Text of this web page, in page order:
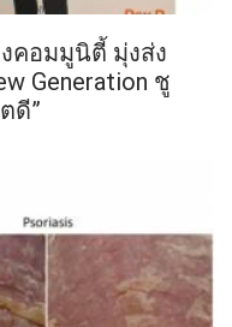
งคอมมูนิตี้ มุ่งส่ง
Generation ชู
ดี”